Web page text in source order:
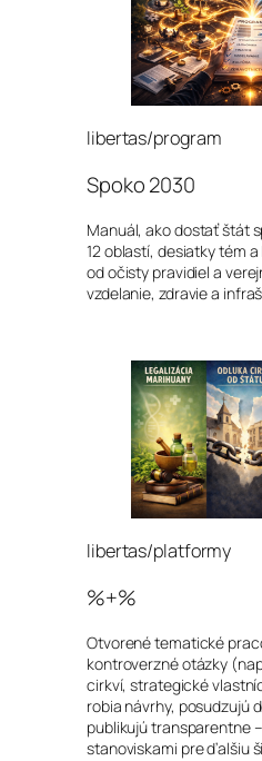
libertas/program
Spoko 2030
Manuál, ako dostať štát
12 oblastí, desiatky tém
od očisty pravidiel a
vzdelanie, zdravie a
libertas/platformy
%+%
Otvorené tematické
kontroverzné otázky
cirkví, strategické
robia návrhy, posudzujú
publikujú transparentne
stanoviskami pre ďalšiu